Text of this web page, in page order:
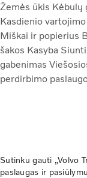
Žemės ūkis Kėbulų
Kasdienio
Miškai ir popierius
šakos Kasyba
gabenimas
perdirbimo
Sutinku gauti „Volvo
paslaugas ir